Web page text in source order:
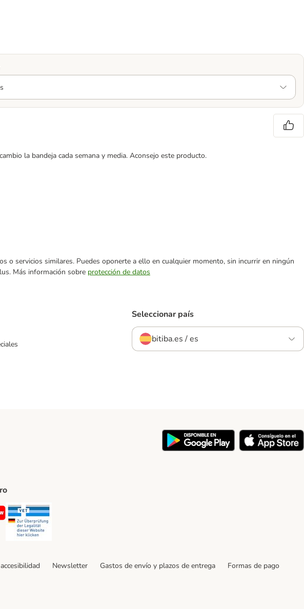
la bandeja cada semana y media. Aconsejo este producto.
o servicios similares. Puedes oponerte a ello en cualquier momento, sin incurrir en ningún
Más información sobre protección de datos
Seleccionar país
bitiba.es / es
Security
Newsletter Gastos de envío y plazos de entrega
Formas de pago